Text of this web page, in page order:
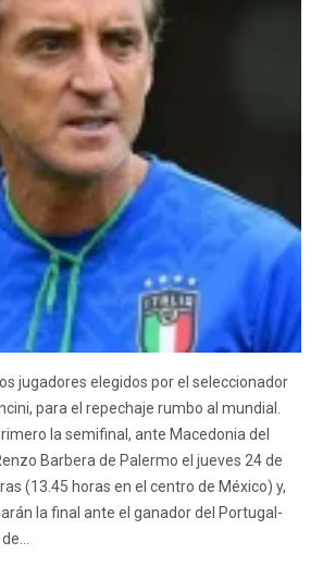
jugadores elegidos por el seleccionador
para el repechaje rumbo al mundial.
la semifinal, ante Macedonia del
Barbera de Palermo el jueves 24 de
(13.45 horas en el centro de México) y,
la final ante el ganador del Portugal-